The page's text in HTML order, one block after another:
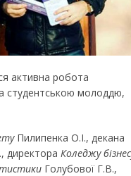
активна робота
студентською молоддю,
Пилипенка О.І., декана
директора Коледжу
Голубової Г.В.,